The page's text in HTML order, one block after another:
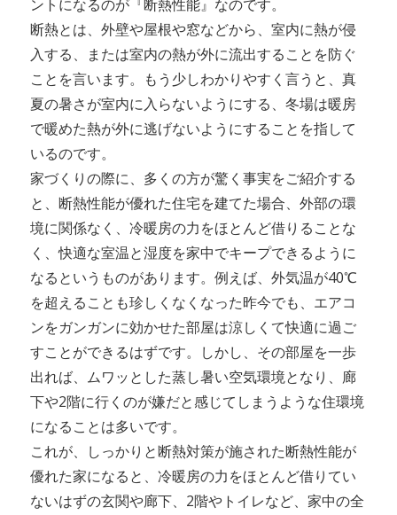
ントになるのが『断熱性能』なのです。
断熱とは、外壁や屋根や窓などから、室内に熱が侵
入する、または室内の熱が外に流出することを防ぐ
ことを言います。もう少しわかりやすく言うと、真
夏の暑さが室内に入らないようにする、冬場は暖房
で暖めた熱が外に逃げないようにすることを指して
いるのです。
家づくりの際に、多くの方が驚く事実をご紹介する
と、断熱性能が優れた住宅を建てた場合、外部の環
境に関係なく、冷暖房の力をほとんど借りることな
く、快適な室温と湿度を家中でキープできるように
なるというものがあります。例えば、外気温が40℃
を超えることも珍しくなくなった昨今でも、エアコ
ンをガンガンに効かせた部屋は涼しくて快適に過ご
すことができるはずです。しかし、その部屋を一歩
出れば、ムワッとした蒸し暑い空気環境となり、廊
下や2階に行くのが嫌だと感じてしまうような住環境
になることは多いです。
これが、しっかりと断熱対策が施された断熱性能が
優れた家になると、冷暖房の力をほとんど借りてい
ないはずの玄関や廊下、2階やトイレなど、家中の全